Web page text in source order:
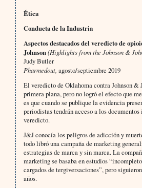
Ética
Conducta de la Industria
Aspectos destacados del veredicto de
Johnson(Highlights from the Johnson &
Judy Butler
Pharmedout, agosto/septiembre 2019
El veredicto de Oklahoma contra Johnson &
primera plana, pero no logró el efecto que
es que cuando se publique la evidencia
periodistas tendrán acceso a los
veredicto.
J&J conocía los peligros de adicción y
todo libró una campaña de marketing
estrategias de marca y sin marca. La
marketing se basaba en estudios
cargados de tergiversaciones”, pero
años.